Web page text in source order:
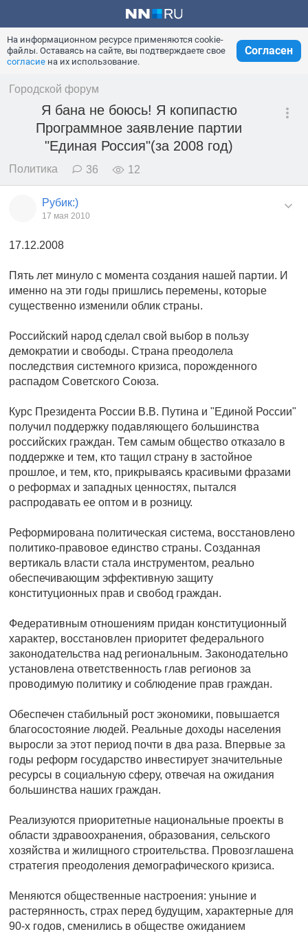
На информационном ресурсе применяются cookie-
файлы. Оставаясь на сайте, вы подтверждаете свое
согласие на их использование.
Согласен
Городской форум
Я бана не боюсь! Я копипастю
Программное заявление партии
"Единая Россия"(за 2008 год)
Политика 36 12
Рубик:)
17 мая 2010
17.12.2008
Пять лет минуло с момента создания нашей партии. И
именно на эти годы пришлись перемены, которые
существенно изменили облик страны.
Российский народ сделал свой выбор в пользу
демократии и свободы. Страна преодолела
последствия системного кризиса, порожденного
распадом Советского Союза.
Курс Президента России В.В. Путина и "Единой России"
получил поддержку подавляющего большинства
российских граждан. Тем самым общество отказало в
поддержке и тем, кто тащил страну в застойное
прошлое, и тем, кто, прикрываясь красивыми фразами
о реформах и западных ценностях, пытался
распродавать ее оптом и в розницу.
Реформирована политическая система, восстановлено
политико-правовое единство страны. Созданная
вертикаль власти стала инструментом, реально
обеспечивающим эффективную защиту
конституционных прав и свобод граждан.
Федеративным отношениям придан конституционный
характер, восстановлен приоритет федерального
законодательства над региональным. Законодательно
установлена ответственность глав регионов за
проводимую политику и соблюдение прав граждан.
Обеспечен стабильный рост экономики, повышается
благосостояние людей. Реальные доходы населения
выросли за этот период почти в два раза. Впервые за
годы реформ государство инвестирует значительные
ресурсы в социальную сферу, отвечая на ожидания
большинства наших граждан.
Реализуются приоритетные национальные проекты в
области здравоохранения, образования, сельского
хозяйства и жилищного строительства. Провозглашена
стратегия преодоления демографического кризиса.
Меняются общественные настроения: уныние и
растерянность, страх перед будущим, характерные для
90-х годов, сменились в обществе ожиданием